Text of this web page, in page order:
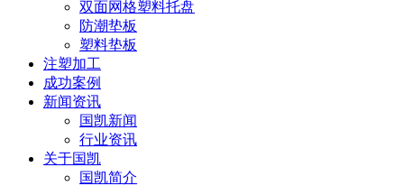
双面网格塑料托盘
防潮垫板
塑料垫板
注塑加工
成功案例
新闻资讯
国凯新闻
行业资讯
关于国凯
国凯简介